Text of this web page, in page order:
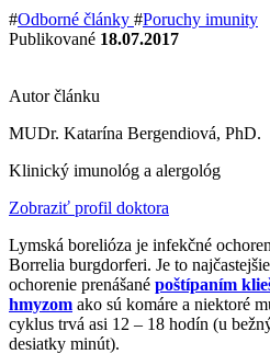
#Odborné články #Poruchy imunity
Publikované 18.07.2017
Autor článku
MUDr. Katarína Bergendiová, PhD.
Klinický imunológ a alergológ
Zobraziť profil doktora
Lymská borelióza je infekčné
Borrelia burgdorferi. Je to najčastejšie
ochorenie prenášané poštípaním
hmyzom ako sú komáre a niektoré
cyklus trvá asi 12 – 18 hodín (u
desiatky minút).